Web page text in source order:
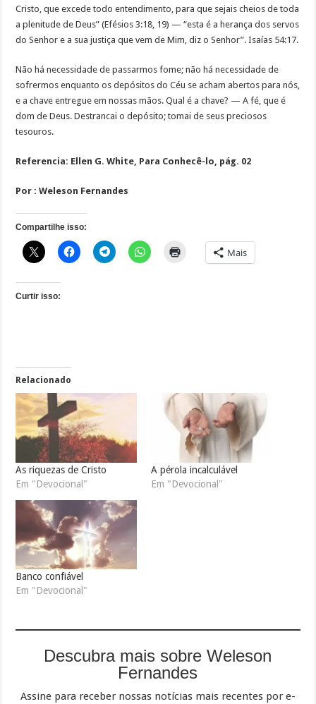
Cristo, que excede todo entendimento, para que sejais cheios de toda
a plenitude de Deus” (Efésios 3:18, 19) — “esta é a herança dos servos
do Senhor e a sua justiça que vem de Mim, diz o Senhor”. Isaías 54:17.
Não há necessidade de passarmos fome; não há necessidade de
sofrermos enquanto os depósitos do Céu se acham abertos para nós,
e a chave entregue em nossas mãos. Qual é a chave? — A fé, que é
dom de Deus. Destrancai o depósito; tomai de seus preciosos
tesouros.
Referencia: Ellen G. White, Para Conhecê-lo, pág. 02
Por : Weleson Fernandes
Compartilhe isso:
Mais
Curtir isso:
Relacionado
As riquezas de Cristo
Em "Devocional"
A pérola incalculável
Em "Devocional"
Banco confiável
Em "Devocional"
Descubra mais sobre Weleson
Fernandes
Assine para receber nossas notícias mais recentes por e-